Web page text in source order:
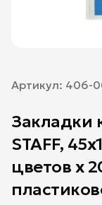
Артикул: 406-
Закладки
STAFF,
цветов х